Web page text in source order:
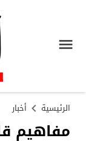
الرئيسية أخبار